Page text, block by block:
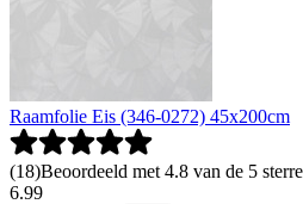
Raamfolie Eis (346-0272) 45x200cm
(18)Beoordeeld met 4.8 van de 5
6.99